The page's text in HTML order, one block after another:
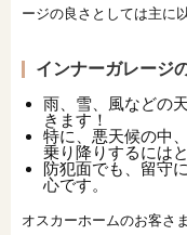
ージの良さとしては主に
インナーガレージ
雨、雪、風などの
きます！
特に、悪天候の中
乗り降りするには
防犯面でも、留守
心です。
オスカーホームのお客さ